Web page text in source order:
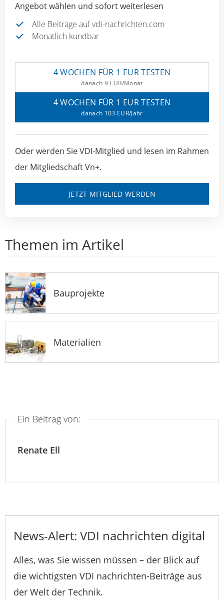
Angebot wählen und sofort weiterlesen
Alle Beiträge auf vdi-nachrichten.com
Monatlich kündbar
4 WOCHEN FÜR 1 EUR TESTEN
danach 9 EUR/Monat
4 WOCHEN FÜR 1 EUR TESTEN
danach 103 EUR/Jahr
Oder werden Sie VDI-Mitglied und lesen im Rahmen
der Mitgliedschaft Vn+.
JETZT MITGLIED WERDEN
Themen im Artikel
Bauprojekte
Materialien
Ein Beitrag von:
Renate Ell
News-Alert: VDI nachrichten digital
Alles, was Sie wissen müssen – der Blick auf
die wichtigsten VDI nachrichten-Beiträge aus
der Welt der Technik.